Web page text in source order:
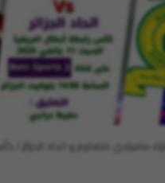
ماميلدي صانداونز و اتحاد الجزائر /